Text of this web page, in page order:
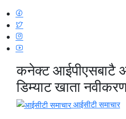
कनेक्ट आईपीएसबाटै
डिम्याट खाता
आईसीटी समाचार